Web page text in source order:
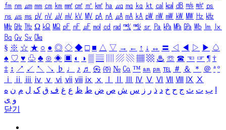
㎙ ㎚ ㎛ ㎜ ㎝ ㎞ ㎟ ㎠ ㎡ ㎢ ㏊ ㎍ ㎎ ㎏ ㏏ ㎈ ㎉ ㏈ ㎧ ㎨ ㎰
㎱ ㎲ ㎳ ㎴ ㎵ ㎶ ㎷ ㎸ ㎹ ㎀ ㎁ ㎂ ㎃ ㎄ ㎺ ㎻ ㎽ ㎾ ㎿ ㎐ ㎑
㎒ ㎓ ㎔ Ω ㏀ ㏁ ㎊ ㎋ ㎌ ㏖ ㏅ ㎭ ㎮ ㎯ ㏛ ㎩ ㎪ ㎫ ㎬ ㏝ ㏐
㏓
㏃ ㏉ ㏜ ㏆
§ ※ ☆ ★ ○ ● ◎ ◇ ◆ □ ■ △ ▽ → ← ↑ ↓ ↔ 〓 ◁ ◀ ▷ ▶ ♤
♠ ♡ ♥ ♧ ♣ ⊙ ◈ ▣ ◐ ◑ ▒ ▤ ▨ ▧ ▦ ▩ ♨ ☏ ☎ ☜ ☞ ¶ †
‡ ↕ ↗ ↙ ↖ ↘ ♭ ♩ ♪ ♬ ㉿ ㈜ № ㏇ ™ ㏂ ㏘ ℡ ＃ ＆ ＊ ＠ ª º
ⅰ
ⅱ ⅲ ⅳ ⅴ ⅵ ⅶ ⅷ ⅸ ⅹ Ⅳ Ⅴ Ⅵ Ⅶ Ⅷ Ⅸ Ⅹ
ب ت ث ج ح خ د ذ ر ز س ش ص ض ط ظ ع غ ف ق ک ل م ن ه
و ی
닫기